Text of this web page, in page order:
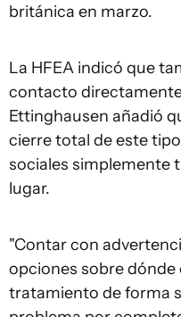
británica en marzo.
La HFEA indicó que
contacto
Ettinghausen añadió
cierre total de este
sociales simplemente
lugar.
"Contar con
opciones sobre
tratamiento de forma